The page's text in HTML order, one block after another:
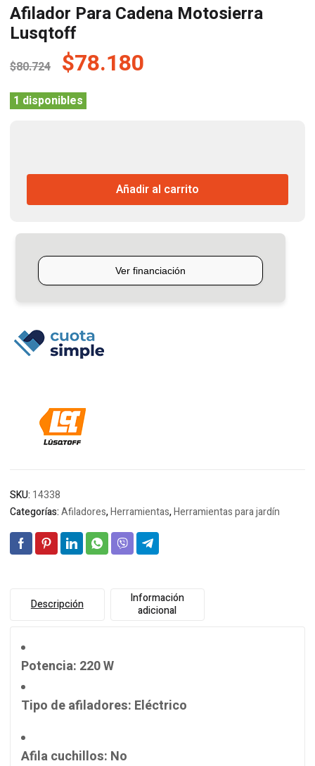
Afilador Para Cadena Motosierra
Lusqtoff
$80.724 El
precio
original
$78.180
1 disponibles
Cadena
Lusqtoff
Añadir al carrito
SKU: 14338
Categorías:Afiladores,Herramientas,Herramientas para jardín
Descripción
Información
adicional
Potencia: 220 W
Tipo de afiladores: Eléctrico
Afila cuchillos: No